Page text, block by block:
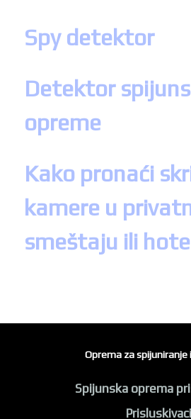
Spy detektor
Detektor
opreme
Kako pronaći
kamere u
smeštaju ili
Oprema za spijuniranje
Spijunska oprema
Prisluskivaci